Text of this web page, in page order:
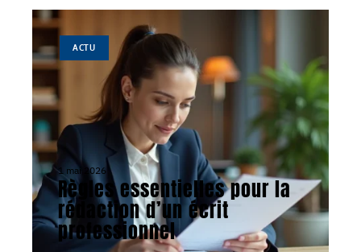
ACTU
1 mai 2026
Règles essentielles pour la
rédaction d’un écrit
professionnel